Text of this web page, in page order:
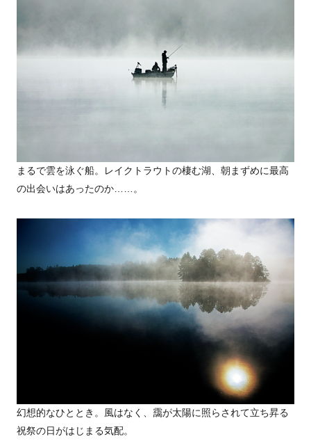
まるで雲を泳ぐ船。レイクトラウトの棲む湖、朝まずめに最高
の出会いはあったのか……。
幻想的なひととき。風はなく、靄が太陽に照らされて立ち昇る
祝祭の日がはじまる気配。